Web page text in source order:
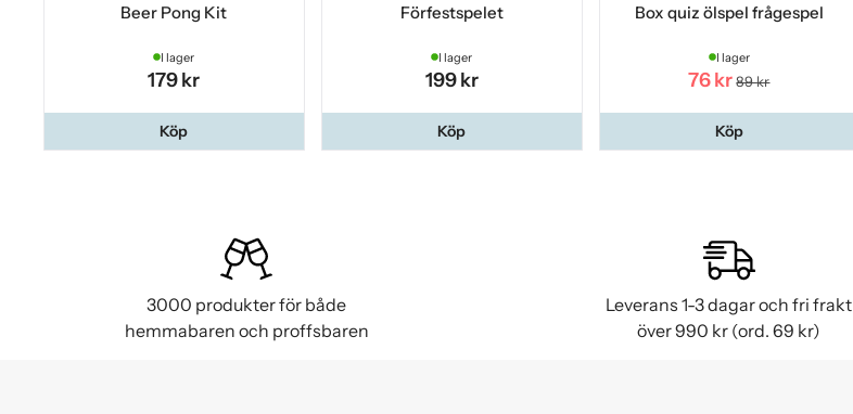
Beer Pong Kit
I lager
179 kr
Köp
Förfestspelet
I lager
199 kr
Köp
Box quiz ölspel frågespel
I lager
76 kr 89 kr
Köp
3000 produkter för både
hemmabaren och proffsbaren
Leverans 1-3 dagar och fri frakt
över 990 kr (ord. 69 kr)